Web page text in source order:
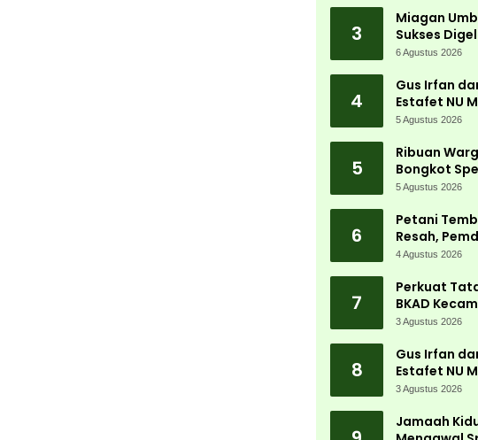
Potensi
3
Miagan
Sukses
Jadi Magnet
6 Agustus 2026
4
Gus Irfan
Estafet NU
5 Agustus 2026
5
Ribuan
Bongkot
Carnival
Peterongan
5 Agustus 2026
6
Petani
Resah,
4 Agustus 2026
7
Perkuat
BKAD
Gelar
3 Agustus 2026
8
Gus Irfan
Estafet NU
3 Agustus 2026
Jamaah